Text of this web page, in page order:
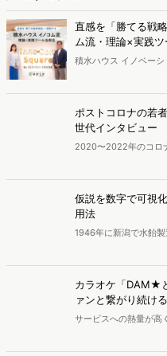
直感を「勝てる戦
ム流・理論×実践
積水ハウス イノベー
莉氏と株式会社ヴァ
氏が提唱する5Sフレ
ポストコロナの若
世代インタビュー
2020〜2022年のコロ
よいよ新卒としてビ
環境の変化を経験した
な価値観を抱いてい
トコロナの今」を紐解
行いました。
仮説を数字で可視
用法
1946年に新潟で水飴
製造・販売を行って
ン」など米菓業界にお
ーカーです。2021年
ピット）」も活用し
力を入れる同社。
か、マーケティング
カラオケ「DAM★
ァンと繋がり続け
サービスへの熱量が高
ユーザーは、なぜサ
く、2008年から続く